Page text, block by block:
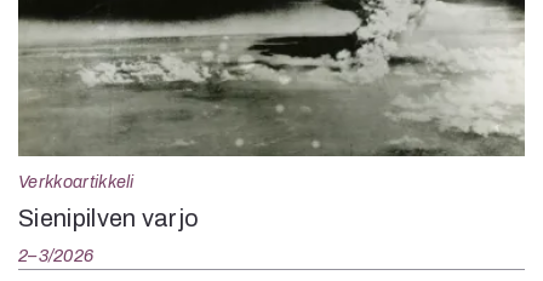
Verkkoartikkeli
Sienipilven varjo
2–3/2026